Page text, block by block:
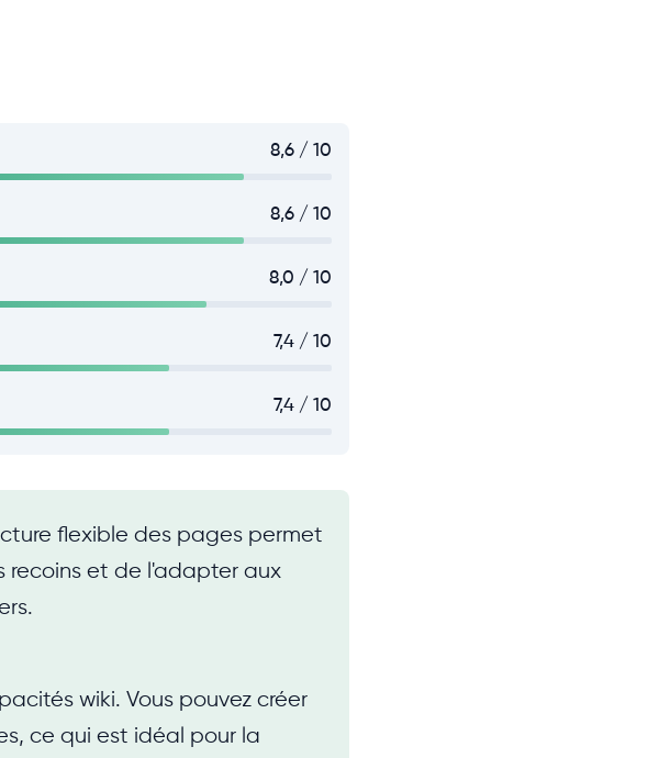
8,6 / 10
8,6 / 10
8,0 / 10
7,4 / 10
7,4 / 10
flexible des pages permet
recoins et de l'adapter aux
wiki. Vous pouvez créer
ce qui est idéal pour la